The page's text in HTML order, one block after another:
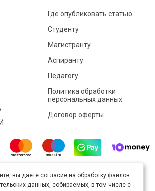
Где опубликовать статью
Студенту
Магистранту
Аспиранту
Педагогу
Политика обработки
персональных данных
Договор оферты
произведение доступно полицензии Creative
Commons «Attribution» («Атрибуция») 4.0
вы даете согласие на обработку файлов
данных, собираемых, в том числе с